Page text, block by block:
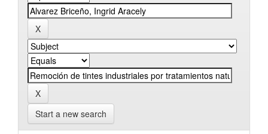
Start a new search